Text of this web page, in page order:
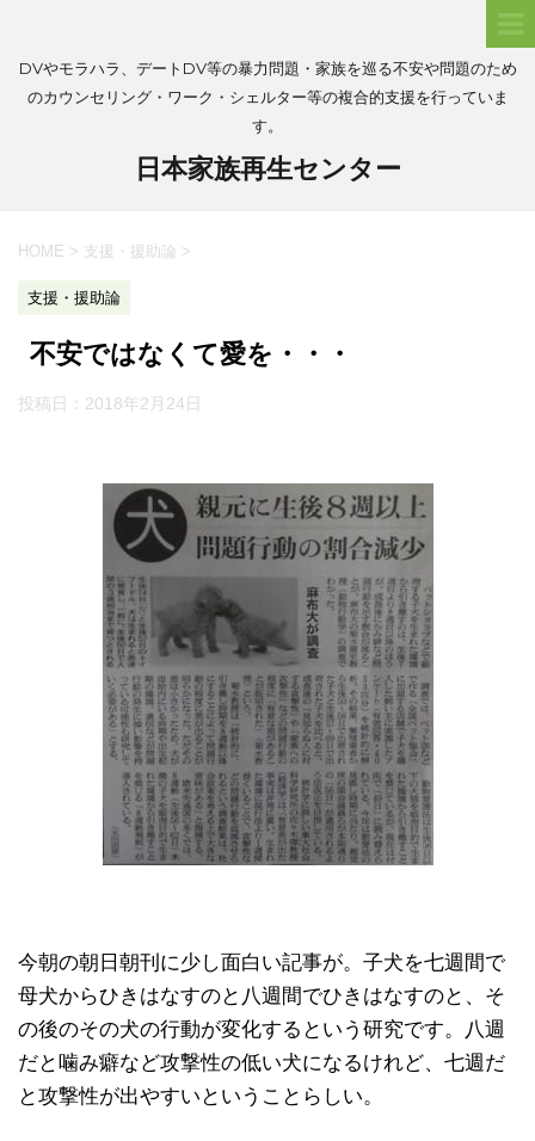
DVやモラハラ、デートDV等の暴力問題・家族を巡る不安や問題のため
のカウンセリング・ワーク・シェルター等の複合的支援を行っていま
す。
日本家族再生センター
HOME > 支援・援助論 >
支援・援助論
不安ではなくて愛を・・・
投稿日： 2018年2月24日
今朝の朝日朝刊に少し面白い記事が。子犬を七週間で
母犬からひきはなすのと八週間でひきはなすのと、そ
の後のその犬の行動が変化するという研究です。八週
だと噛み癖など攻撃性の低い犬になるけれど、七週だ
と攻撃性が出やすいということらしい。